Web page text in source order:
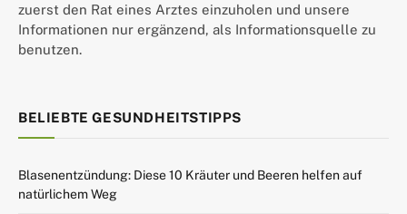
zuerst den Rat eines Arztes einzuholen und unsere
Informationen nur ergänzend, als Informationsquelle zu
benutzen.
BELIEBTE GESUNDHEITSTIPPS
Blasenentzündung: Diese 10 Kräuter und Beeren helfen auf
natürlichem Weg